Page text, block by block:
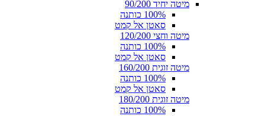
מיטה יחיד 90/200
100% כותנה
סאטן אל קמט
מיטה וחצי 120/200
100% כותנה
סאטן אל קמט
מיטה זוגית 160/200
100% כותנה
סאטן אל קמט
מיטה זוגית 180/200
100% כותנה